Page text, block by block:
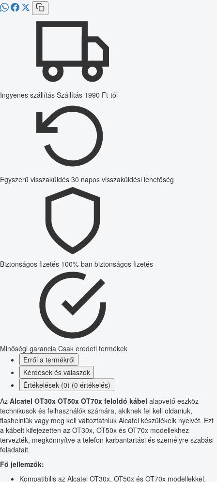
Ingyenes szállítás Szállítás 1990 Ft-tól
Egyszerű visszaküldés 30 napos visszaküldési lehetőség
Biztonságos fizetés 100%-ban biztonságos fizetés
Minőségi garancia Csak eredeti termékek
Erről a termékről
Kérdések és válaszok
Értékelések (0) (0 értékelés)
Az Alcatel OT30x OT50x OT70x feloldó kábel alapvető eszköz
technikusok és felhasználók számára, akiknek fel kell oldaniuk,
flashelniük vagy meg kell változtatniuk Alcatel készülékeik nyelvét. Ezt
a kábelt kifejezetten az OT30x, OT50x és OT70x modellekhez
tervezték, megkönnyítve a telefon karbantartási és személyre szabási
feladatait.
Fő jellemzők:
Kompatibilis az Alcatel OT30x, OT50x és OT70x modellekkel.